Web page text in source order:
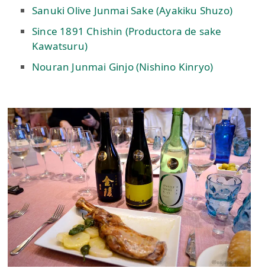
Sanuki Olive Junmai Sake (Ayakiku Shuzo)
Since 1891 Chishin (Productora de sake
Kawatsuru)
Nouran Junmai Ginjo (Nishino Kinryo)